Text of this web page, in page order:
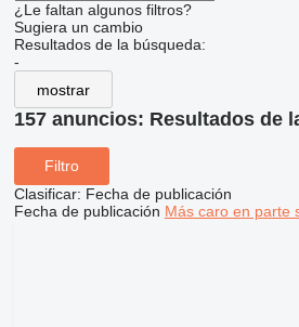
¿Le faltan algunos filtros?
Sugiera un cambio
Resultados de la búsqueda:
-
mostrar
157 anuncios: Resultados de
Filtro
Clasificar: Fecha de publicación
Fecha de publicación Más caro en parte